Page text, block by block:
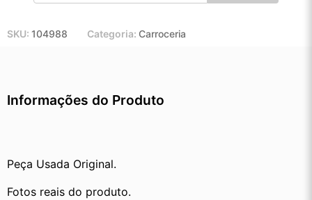
SKU: 104988 Categoria: Carroceria
Informações do Produto
Peça Usada Original.
Fotos reais do produto.